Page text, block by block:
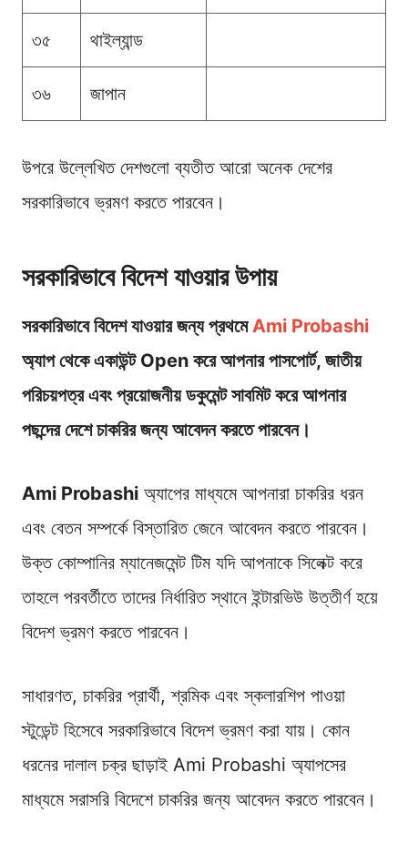
৩৫ থাইল্যান্ড
৩৬ জাপান
উপরে উল্লেখিত দেশগুলো ব্যতীত আরো অনেক দেশের
সরকারিভাবে ভ্রমণ করতে পারবেন।
সরকারিভাবে বিদেশ যাওয়ার উপায়
সরকারিভাবে বিদেশ যাওয়ার জন্য প্রথমেAmi Probashi
অ্যাপ থেকে একাউন্ট Open করে আপনার পাসপোর্ট, জাতীয়
পরিচয়পত্র এবং প্রয়োজনীয় ডকুমেন্ট সাবমিট করে আপনার
পছন্দের দেশে চাকরির জন্য আবেদন করতে পারবেন।
Ami Probashi অ্যাপের মাধ্যমে আপনারা চাকরির ধরন
এবং বেতন সম্পর্কে বিস্তারিত জেনে আবেদন করতে পারবেন।
উক্ত কোম্পানির ম্যানেজমেন্ট টিম যদি আপনাকে সিলেক্ট করে
তাহলে পরবর্তীতে তাদের নির্ধারিত স্থানে ইন্টারভিউ উত্তীর্ণ হয়ে
বিদেশ ভ্রমণ করতে পারবেন।
সাধারণত, চাকরির প্রার্থী, শ্রমিক এবং স্কলারশিপ পাওয়া
স্টুডেন্ট হিসেবে সরকারিভাবে বিদেশ ভ্রমণ করা যায়। কোন
ধরনের দালাল চক্র ছাড়াই Ami Probashi অ্যাপসের
মাধ্যমে সরাসরি বিদেশে চাকরির জন্য আবেদন করতে পারবেন।